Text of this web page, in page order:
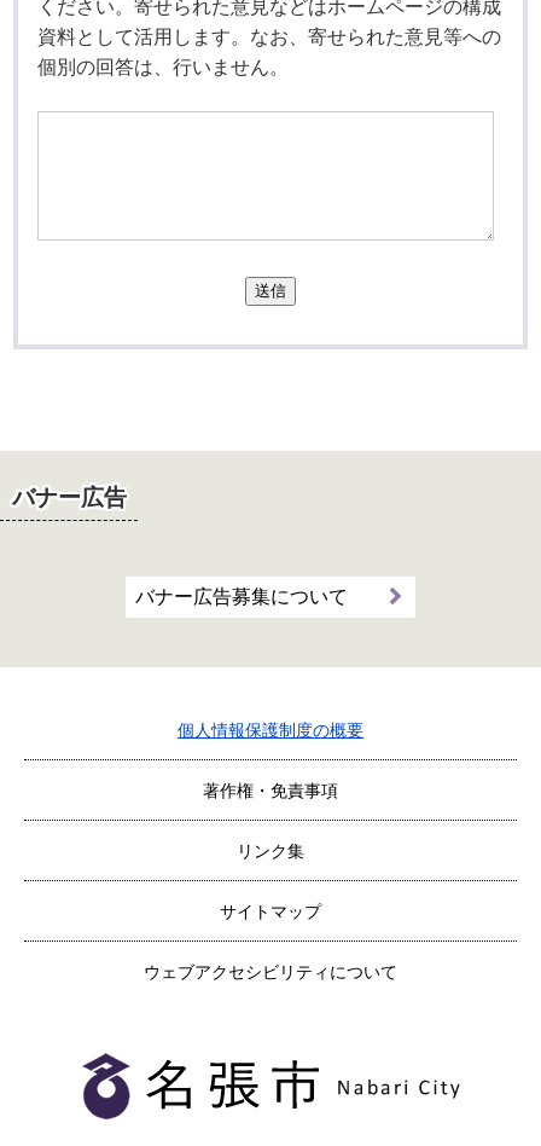
ください。寄せられた意見などはホームページの構成
資料として活用します。なお、寄せられた意見等への
個別の回答は、行いません。
送信
バナー広告
バナー広告募集について
個人情報保護制度の概要
著作権・免責事項
リンク集
サイトマップ
ウェブアクセシビリティについて